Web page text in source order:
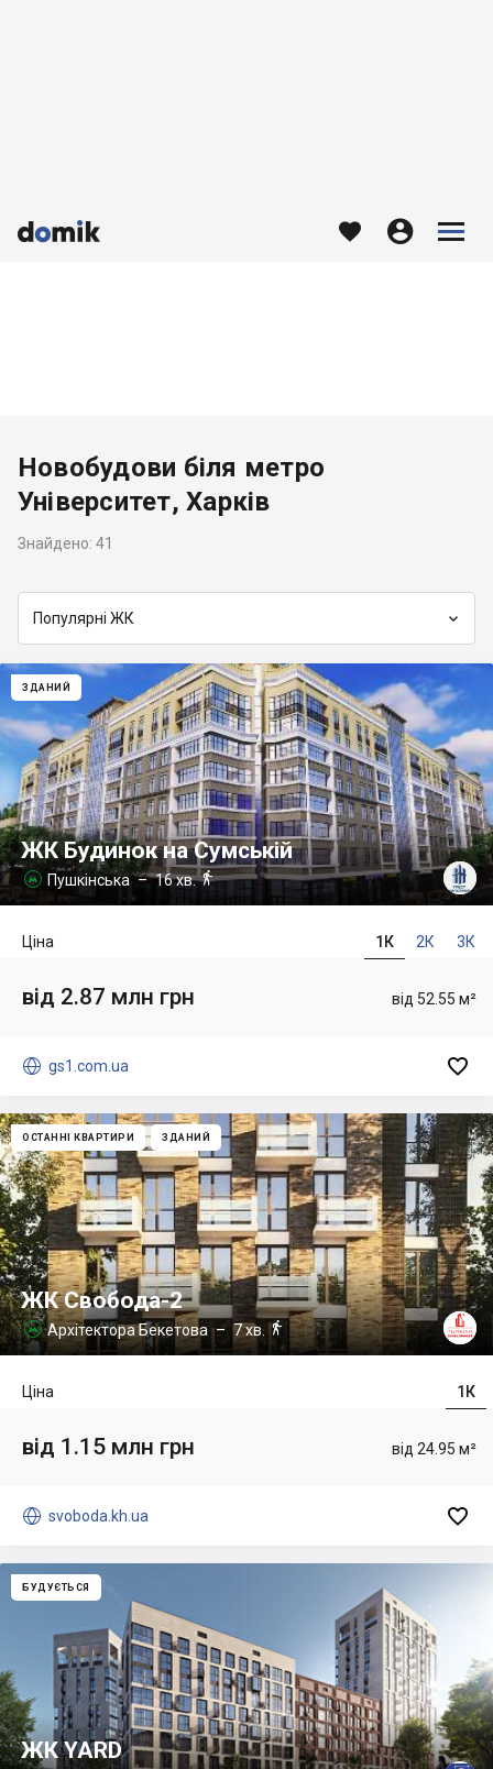


   


Новобудови біля метро
Університет, Харків
Знайдено: 41
Популярні ЖК 
ЗДАНИЙ
ЖК Будинок на Сумській
 Пушкінська– 16 хв.
1К 2К 3К
Ціна
від 52.55 м²
від 2.87 млн грн
 gs1.com.ua 
ОСТАННІ КВАРТИРИ ЗДАНИЙ
ЖК Свобода-2
 Архітектора Бекетова – 7 хв. 
1К
Ціна
від 24.95 м²
від 1.15 млн грн
 svoboda.kh.ua 
БУДУЄТЬСЯ
ЖК YARD